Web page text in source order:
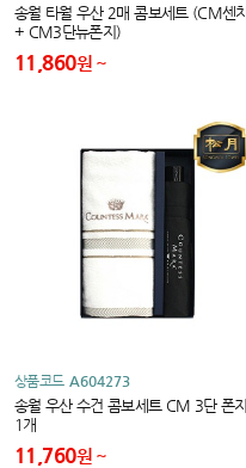
송월 타월 우산 2매 콤보세트 (CM센치
+ CM3단뉴폰지)
11,860원
상품코드 A604273
송월 우산 수건 콤보세트 CM 3단 폰지
1개
11,760원